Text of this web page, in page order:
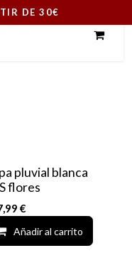
Add to wishlist
pluvial blanca
flores
€
Añadir al carrito
DE 30€